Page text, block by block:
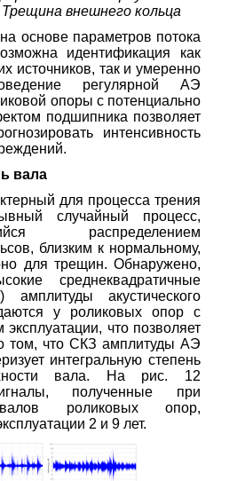
внешнего кольца
основе параметров потока
идентификация как
источников, так и умеренно
регулярной АЭ
опоры с потенциально
подшипника позволяет
интенсивность
вала
для процесса трения
случайный процесс,
распределением
близким к нормальному,
для трещин. Обнаружено,
среднеквадратичные
амплитуды акустического
у роликовых опор с
что позволяет
том, что СКЗ амплитуды АЭ
интегральную степень
вала. На рис. 12
полученные при
валов роликовых опор,
2 и 9 лет.